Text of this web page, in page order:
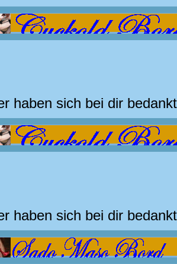
Frau......
haben sich bei dir
Frau......
haben sich bei dir